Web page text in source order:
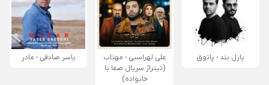
پازل بند - پاتوق
علی لهراسبی - مهتاب
(تیتراژ سریال صفا با
خانواده)
یاسر صادقی - مادر